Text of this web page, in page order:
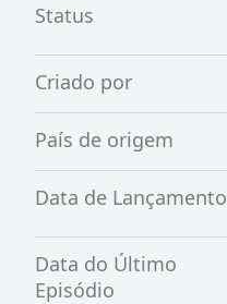
Status
Criado por
País de origem
Data de Lançamento
Data do Último
Episódio